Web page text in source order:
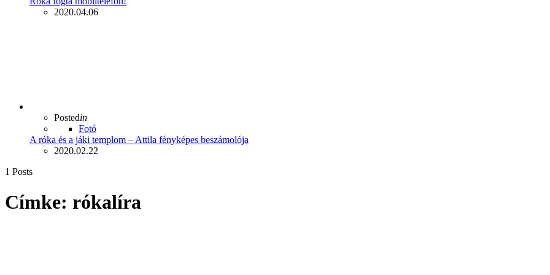
2020.04.06
Postedin
Fotó
A róka és a jáki templom – Attila fényképes beszámolója
2020.02.22
1 Posts
Címke: rókalíra